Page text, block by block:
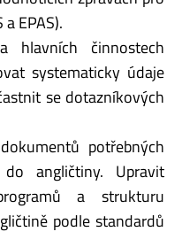
EPAS).
hlavních činnostech
systematicky údaje
se dotazníkových
potřebných
angličtiny. Upravit
a strukturu
podle standardů